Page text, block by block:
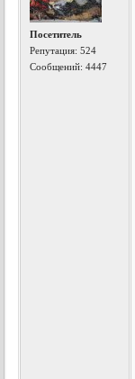
Посетитель
Репутация:524
Сообщений: 4447